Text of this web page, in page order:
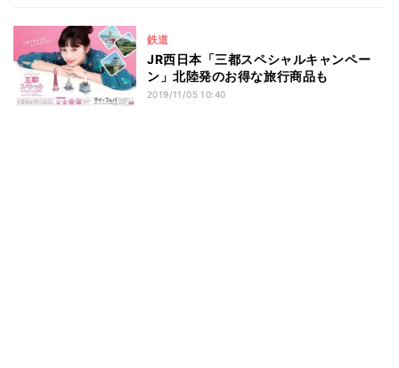
鉄道
JR西日本「三都スペシャルキャンペー
ン」北陸発のお得な旅行商品も
2019/11/05 10:40